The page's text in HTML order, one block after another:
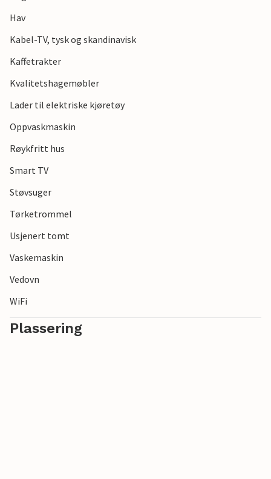
På slutten av dagen venter badstue og boblebad på deg for
Hav
Kabel-TV, tysk og skandinavisk
Kaffetrakter
Kvalitetshagemøbler
Lader til elektriske kjøretøy
Oppvaskmaskin
Røykfritt hus
Smart TV
Støvsuger
Tørketrommel
Usjenert tomt
Vaskemaskin
Vedovn
WiFi
Plassering